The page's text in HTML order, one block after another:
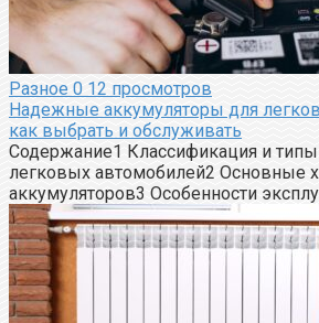
Разное 0 12 просмотров
Надежные аккумуляторы для
как выбрать и обслуживать
Содержание1 Классификация и
легковых автомобилей2 Основные
аккумуляторов3 Особенности